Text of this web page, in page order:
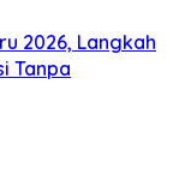
2026, Langkah
Tanpa